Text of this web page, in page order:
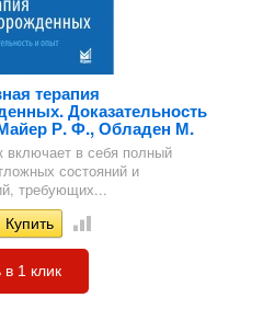
терапия
Доказательность
Р. Ф., Обладен М.
включает в себя полный
состояний и
требующих...
в 1 клик